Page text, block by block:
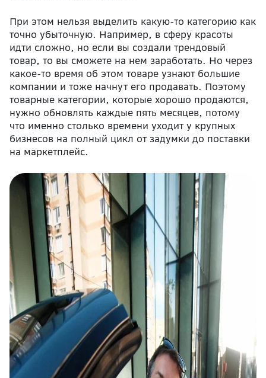
При этом нельзя выделить какую-то категорию как
точно убыточную. Например, в сферу красоты
идти сложно, но если вы создали трендовый
товар, то вы сможете на нем заработать. Но через
какое-то время об этом товаре узнают большие
компании и тоже начнут его продавать. Поэтому
товарные категории, которые хорошо продаются,
нужно обновлять каждые пять месяцев, потому
что именно столько времени уходит у крупных
бизнесов на полный цикл от задумки до поставки
на маркетплейс.